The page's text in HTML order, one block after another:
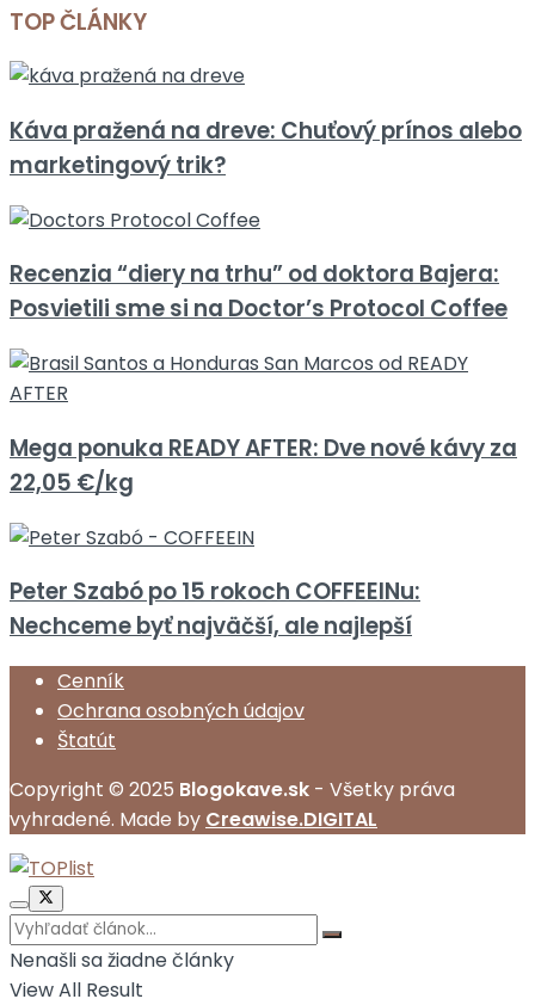
TOP ČLÁNKY
Káva pražená na dreve: Chuťový prínos alebo
marketingový trik?
Recenzia “diery na trhu” od doktora Bajera:
Posvietili sme si na Doctor’s Protocol Coffee
Mega ponuka READY AFTER: Dve nové kávy za
22,05 €/kg
Peter Szabó po 15 rokoch COFFEEINu:
Nechceme byť najväčší, ale najlepší
Cenník
Ochrana osobných údajov
Štatút
Copyright © 2025 Blogokave.sk - Všetky práva
vyhradené. Made by Creawise.DIGITAL
Nenašli sa žiadne články
View All Result